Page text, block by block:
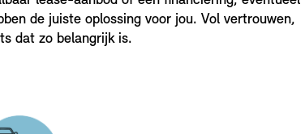
de juiste oplossing voor jou. Vol vertrouwen,
dat zo belangrijk is.